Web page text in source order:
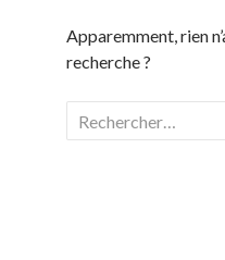
Apparemment, rien
recherche ?
Rechercher :